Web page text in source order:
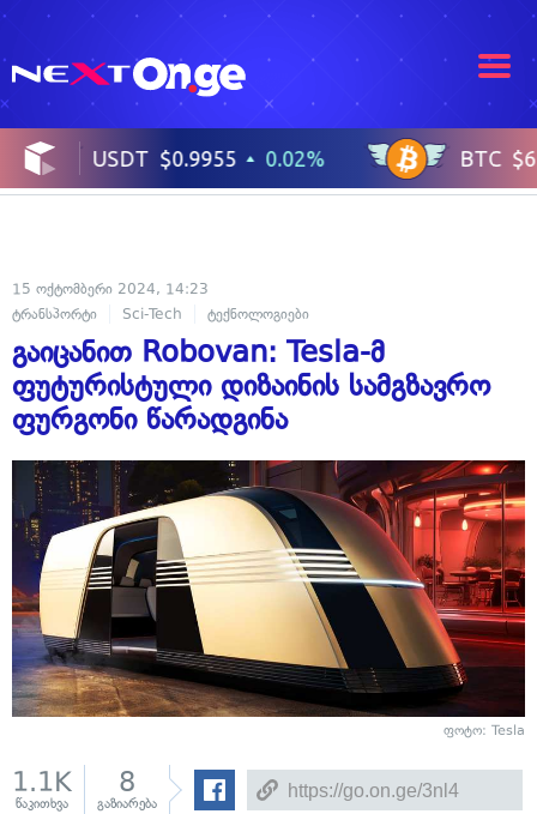
15 ოქტომბერი 2024, 14:23
ტრანსპორტი
Sci-Tech ტექნოლოგიები
გაიცანით Robovan: Tesla-მ
ფუტურისტული დიზაინის სამგზავრო
ფურგონი წარადგინა
ფოტო: Tesla
1.1K
წაკითხვა
8
გაზიარება